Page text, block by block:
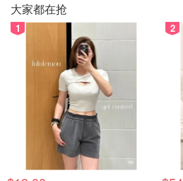
大家都在抢
1 2